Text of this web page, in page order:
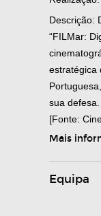
Descrição:
“FILMar:
estratégica
sua defesa.
[Fonte:
Mais
Equipa